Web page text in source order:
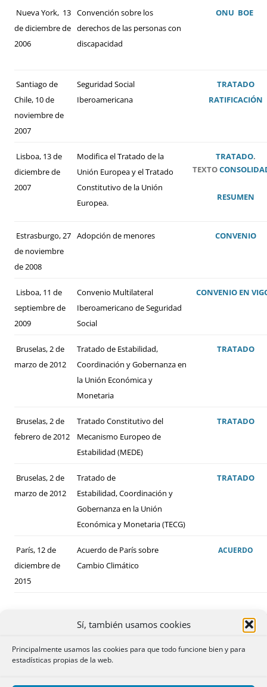
Sí, también usamos cookies
Principalmente usamos las cookies para que todo funcione bien y para
estadísticas propias de la web.
Nueva York, 13
de diciembre de
2006
Convención sobre los
derechos de las personas con
discapacidad
ONU BOE
Santiago de
Chile, 10 de
noviembre de
2007
Seguridad Social
Iberoamericana
TRATADO
RATIFICACIÓN
Lisboa, 13 de
diciembre de
2007
Modifica el Tratado de la
Unión Europea y el Tratado
Constitutivo de la Unión
Europea.
TRATADO.
TEXTO
RESUMEN
Estrasburgo, 27
de noviembre
de 2008
Adopción de menores CONVENIO
Lisboa, 11 de
septiembre de
2009
Convenio Multilateral
Iberoamericano de Seguridad
Social
CONVENIO EN
Bruselas, 2 de
marzo de 2012
Tratado de Estabilidad,
Coordinación y Gobernanza en
la Unión Económica y
Monetaria
TRATADO
Bruselas, 2 de
febrero de 2012
Tratado Constitutivo del
Mecanismo Europeo de
Estabilidad (MEDE)
TRATADO
Bruselas, 2 de
marzo de 2012
Tratado de
Estabilidad, Coordinación y
Gobernanza en la Unión
Económica y Monetaria (TECG)
TRATADO
París, 12 de
diciembre de
2015
Acuerdo de París sobre
Cambio Climático
ACUERDO
ALGUNOS DE LOS CONVENIOS BILATERALES
FIRMADOS POR ESPAÑA